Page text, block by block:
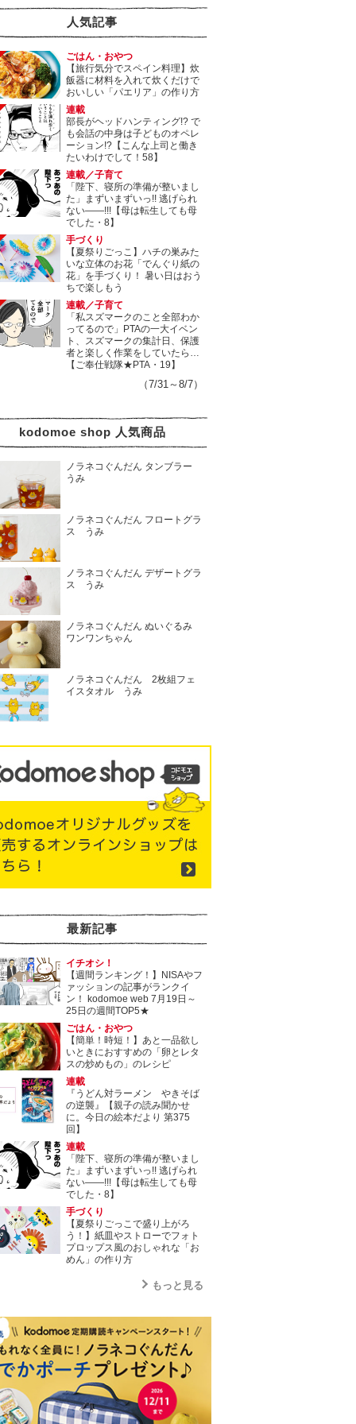
人気記事
ごはん・おやつ
【旅行気分でスペイン料理】炊
飯器に材料を入れて炊くだけで
おいしい「パエリア」の作り方
連載
部長がヘッドハンティング!? で
も会話の中身は子どものオペレ
ーション!?【こんな上司と働き
たいわけでして！58】
連載／子育て
「陛下、寝所の準備が整いまし
た」まずいまずいっ!! 逃げられ
ない――!!!【母は転生しても母
でした・8】
手づくり
【夏祭りごっこ】ハチの巣みた
いな立体のお花「でんぐり紙の
花」を手づくり！ 暑い日はおう
ちで楽しもう
連載／子育て
「私スズマークのこと全部わか
ってるので」PTAの一大イベン
ト、スズマークの集計日、保護
者と楽しく作業をしていたら…
【ご奉仕戦隊★PTA・19】
（7/31～8/7）
kodomoe shop 人気商品
ノラネコぐんだん タンブラー
うみ
ノラネコぐんだん フロートグラ
ス うみ
ノラネコぐんだん デザートグラ
ス うみ
ノラネコぐんだん ぬいぐるみ
ワンワンちゃん
ノラネコぐんだん 2枚組フェ
イスタオル うみ
最新記事
イチオシ！
【週間ランキング！】NISAやフ
ァッションの記事がランクイ
ン！ kodomoe web 7月19日～
25日の週間TOP5★
ごはん・おやつ
【簡単！時短！】あと一品欲し
いときにおすすめの「卵とレタ
スの炒めもの」のレシピ
連載
『うどん対ラーメン やきそば
の逆襲』【親子の読み聞かせ
に。今日の絵本だより 第375
回】
連載
「陛下、寝所の準備が整いまし
た」まずいまずいっ!! 逃げられ
ない――!!!【母は転生しても母
でした・8】
手づくり
【夏祭りごっこで盛り上がろ
う！】紙皿やストローでフォト
プロップス風のおしゃれな「お
めん」の作り方
もっと見る